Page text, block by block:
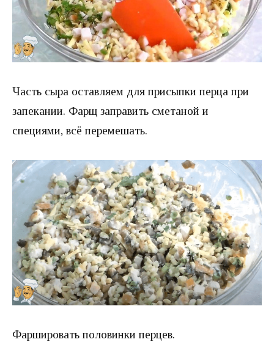
Часть сыра оставляем для присыпки перца при
запекании. Фарщ заправить сметаной и
специями, всё перемешать.
Фаршировать половинки перцев.